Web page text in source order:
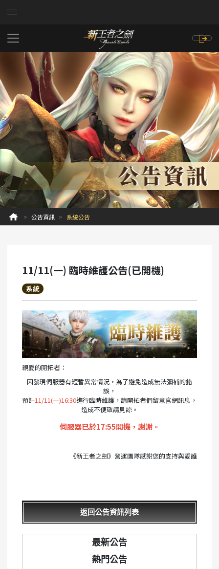
公告資訊 系統公告
11/11(一) 臨時維護公告(已開機)
系統
親愛的開拓者：
因發現伺服器有短暫異常情況，為了避免造成無法彌補的錯
誤，
預計11/11(一)16:30進行臨時維護，請開拓者們留意官網訊息，
造成不便敬請見諒。
伺服器已於17:55開機，謝謝。
《新王者之劍》營運團隊感謝您的支持與愛護
返回公告資訊列表
最新公告
熱門公告